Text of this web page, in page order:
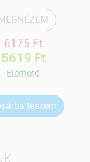
6175 Ft
5619 Ft
Elérhetõ
teszem